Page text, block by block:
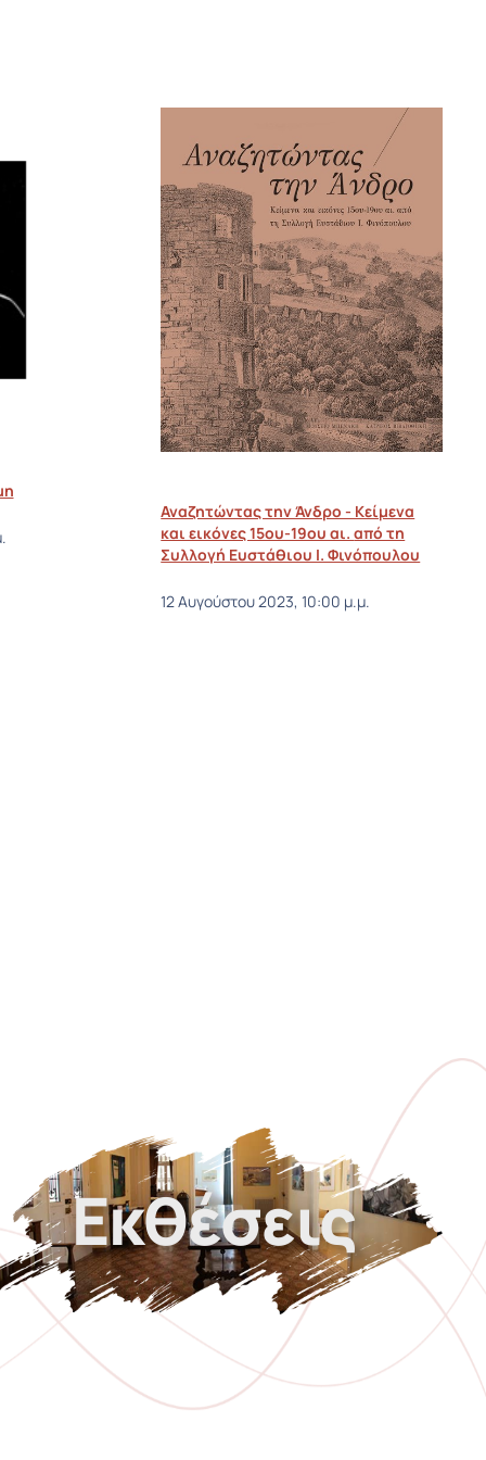
Αναζητώντας την Άνδρο - Κείμενα
και εικόνες 15ου-19ου αι. από τη
Συλλογή Ευστάθιου Ι. Φινόπουλου
12 Αυγούστου 2023, 10:00 μ.μ.
Εκθέσεις